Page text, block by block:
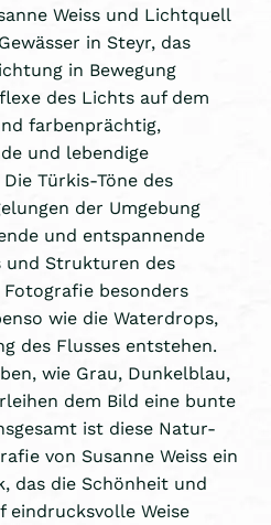
Weiss und Lichtquell
in Steyr, das
in Bewegung
des Lichts auf dem
farbenprächtig,
und lebendige
Türkis-Töne des
der Umgebung
und entspannende
und Strukturen des
besonders
wie die Waterdrops,
des Flusses entstehen.
wie Grau, Dunkelblau,
dem Bild eine bunte
ist diese Natur-
von Susanne Weiss ein
das die Schönheit und
eindrucksvolle Weise